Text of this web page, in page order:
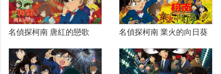
名偵探柯南 唐紅的戀歌 名偵探柯南 業火的向日葵